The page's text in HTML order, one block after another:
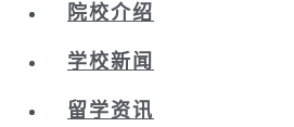
院校介绍
学校新闻
留学资讯